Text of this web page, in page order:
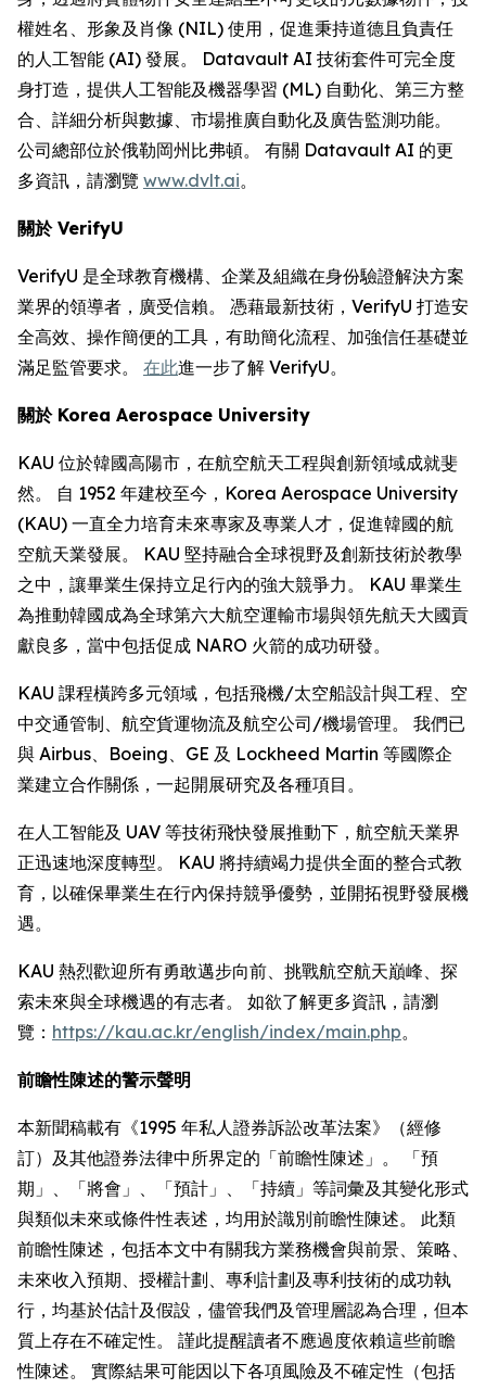
權姓名、形象及肖像 (NIL) 使用，促進秉持道德且負責任
的人工智能 (AI) 發展。 Datavault AI 技術套件可完全度
身打造，提供人工智能及機器學習 (ML) 自動化、第三方整
合、詳細分析與數據、市場推廣自動化及廣告監測功能。
公司總部位於俄勒岡州比弗頓。 有關 Datavault AI 的更
多資訊，請瀏覽 www.dvlt.ai。
關於 VerifyU
VerifyU 是全球教育機構、企業及組織在身份驗證解決方案
業界的領導者，廣受信賴。 憑藉最新技術，VerifyU 打造安
全高效、操作簡便的工具，有助簡化流程、加強信任基礎並
滿足監管要求。 在此進一步了解 VerifyU。
關於 Korea Aerospace University
KAU 位於韓國高陽市，在航空航天工程與創新領域成就斐
然。 自 1952 年建校至今，Korea Aerospace University
(KAU) 一直全力培育未來專家及專業人才，促進韓國的航
空航天業發展。 KAU 堅持融合全球視野及創新技術於教學
之中，讓畢業生保持立足行內的強大競爭力。 KAU 畢業生
為推動韓國成為全球第六大航空運輸市場與領先航天大國貢
獻良多，當中包括促成 NARO 火箭的成功研發。
KAU 課程橫跨多元領域，包括飛機/太空船設計與工程、空
中交通管制、航空貨運物流及航空公司/機場管理。 我們已
與 Airbus、Boeing、GE 及 Lockheed Martin 等國際企
業建立合作關係，一起開展研究及各種項目。
在人工智能及 UAV 等技術飛快發展推動下，航空航天業界
正迅速地深度轉型。 KAU 將持續竭力提供全面的整合式教
育，以確保畢業生在行內保持競爭優勢，並開拓視野發展機
遇。
KAU 熱烈歡迎所有勇敢邁步向前、挑戰航空航天巔峰、探
索未來與全球機遇的有志者。 如欲了解更多資訊，請瀏
覽： https://kau.ac.kr/english/index/main.php。
前瞻性陳述的警示聲明
本新聞稿載有《1995 年私人證券訴訟改革法案》（經修
訂）及其他證券法律中所界定的「前瞻性陳述」。 「預
期」、「將會」、「預計」、「持續」等詞彙及其變化形式
與類似未來或條件性表述，均用於識別前瞻性陳述。 此類
前瞻性陳述，包括本文中有關我方業務機會與前景、策略、
未來收入預期、授權計劃、專利計劃及專利技術的成功執
行，均基於估計及假設，儘管我們及管理層認為合理，但本
質上存在不確定性。 謹此提醒讀者不應過度依賴這些前瞻
性陳述。 實際結果可能因以下各項風險及不確定性（包括